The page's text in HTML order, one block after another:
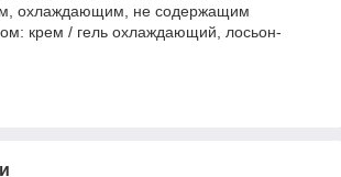
охлаждающим, не содержащим
крем / гель охлаждающий, лосьон-